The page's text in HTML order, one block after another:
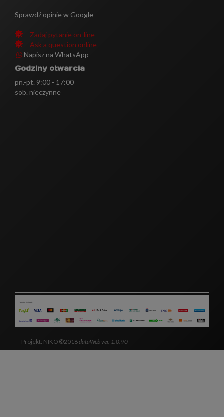
Sprawdź opinie w Google
Zadaj pytanie on-line
Ask a question online
Napisz na WhatsApp
Godziny otwarcia
pn.-pt. 9:00 - 17:00
sob. nieczynne
Projekt: NIKO ©2018dataWeb ver. 1.0.90